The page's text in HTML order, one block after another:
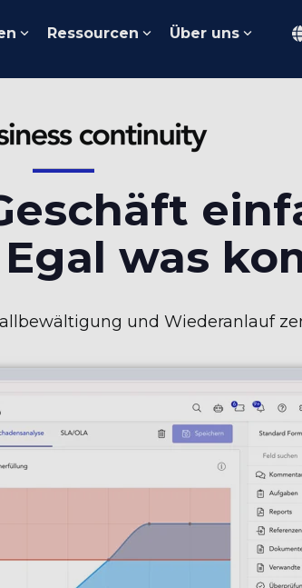
Ressourcen Über uns
was
und Wiederanlauf